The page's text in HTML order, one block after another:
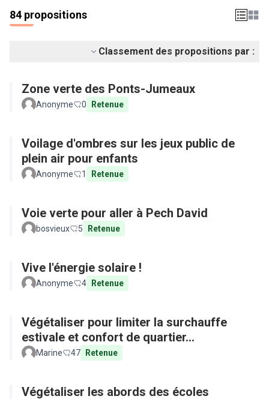
84 propositions
Classement des propositions par :
Zone verte des Ponts-Jumeaux
Anonyme 0 Retenue
Voilage d'ombres sur les jeux public de
plein air pour enfants
Anonyme 1 Retenue
Voie verte pour aller à Pech David
bosvieux 5 Retenue
Vive l'énergie solaire !
Anonyme 4 Retenue
Végétaliser pour limiter la surchauffe
estivale et confort de quartier...
Marine 47 Retenue
Végétaliser les abords des écoles